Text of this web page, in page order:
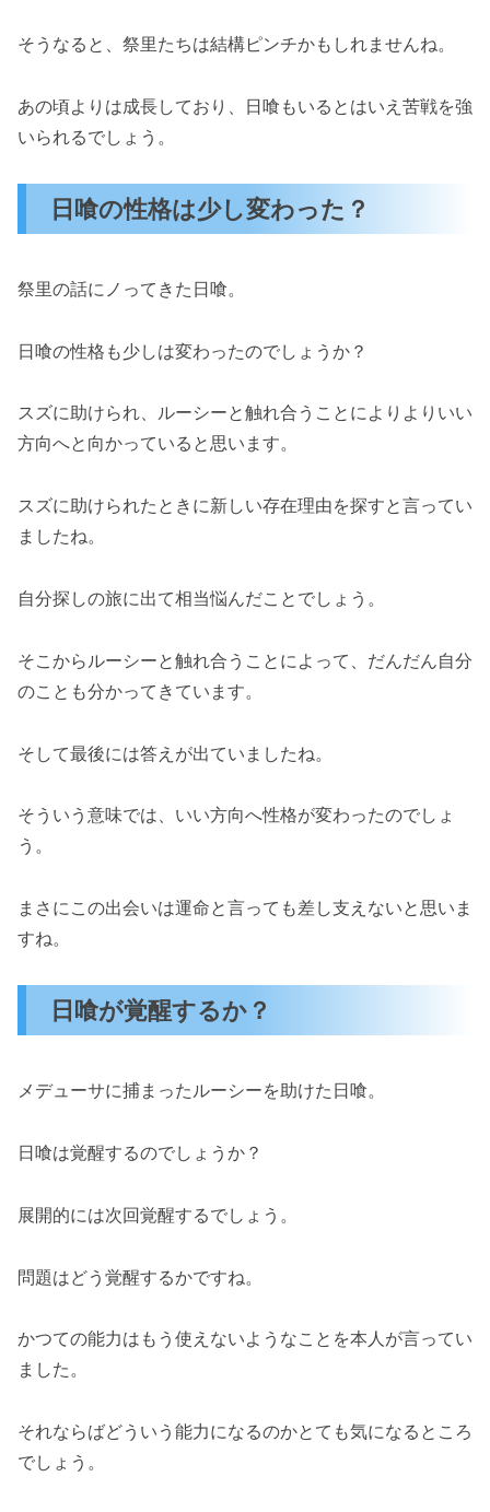
そうなると、祭里たちは結構ピンチかもしれませんね。
あの頃よりは成長しており、日喰もいるとはいえ苦戦を強
いられるでしょう。
日喰の性格は少し変わった？
祭里の話にノってきた日喰。
日喰の性格も少しは変わったのでしょうか？
スズに助けられ、ルーシーと触れ合うことによりよりいい
方向へと向かっていると思います。
スズに助けられたときに新しい存在理由を探すと言ってい
ましたね。
自分探しの旅に出て相当悩んだことでしょう。
そこからルーシーと触れ合うことによって、だんだん自分
のことも分かってきています。
そして最後には答えが出ていましたね。
そういう意味では、いい方向へ性格が変わったのでしょ
う。
まさにこの出会いは運命と言っても差し支えないと思いま
すね。
日喰が覚醒するか？
メデューサに捕まったルーシーを助けた日喰。
日喰は覚醒するのでしょうか？
展開的には次回覚醒するでしょう。
問題はどう覚醒するかですね。
かつての能力はもう使えないようなことを本人が言ってい
ました。
それならばどういう能力になるのかとても気になるところ
でしょう。